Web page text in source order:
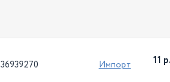
36939270 Импорт 11 р.